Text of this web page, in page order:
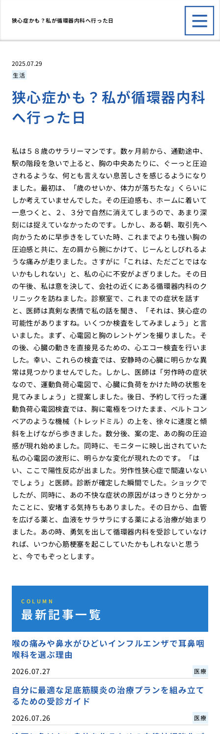
狭心症かも？私が循環器内科へ行った日
2025.07.29
生活
狭心症かも？私が循環器内科
へ行った日
私は５８歳のサラリーマンです。数ヶ月前から、通勤途中、
駅の階段を急いで上ると、胸の中央あたりに、ぐーっと圧迫
されるような、何とも言えない息苦しさを感じるようになり
ました。最初は、「歳のせいか、体力が落ちたな」くらいに
しか考えていませんでした。その圧迫感も、ホームに着いて
一息つくと、２、３分で自然に消えてしまうので、あまり深
刻には捉えていなかったのです。しかし、ある朝、取引先へ
向かうために早歩きをしていた時、これまでよりも強い胸の
圧迫感と共に、左の肩から腕にかけて、じーんとしびれるよ
うな痛みが走りました。さすがに「これは、ただごとではな
いかもしれない」と、私の心に不安がよぎりました。その日
の午後、私は意を決して、会社の近くにある循環器内科のク
リニックを訪ねました。診察室で、これまでの症状を話す
と、医師は真剣な表情で私の話を聞き、「それは、狭心症の
可能性がありますね。いくつか検査をしてみましょう」と言
いました。まず、心電図と胸のレントゲンを撮りました。そ
の後、心臓の動きを直接見るための、心エコー検査を行いま
した。幸い、これらの検査では、安静時の心臓に明らかな異
常は見つかりませんでした。しかし、医師は「労作時の症状
なので、運動負荷心電図で、心臓に負荷をかけた時の状態を
見てみましょう」と提案しました。後日、予約して行った運
動負荷心電図検査では、胸に電極をつけたまま、ベルトコン
ベアのような機械（トレッドミル）の上を、徐々に速度と傾
斜を上げながら歩きました。数分後、案の定、あの胸の圧迫
感が現れ始めました。同時に、モニターに映し出されていた
私の心電図の波形に、明らかな変化が現れたのです。「は
い、ここで陽性反応が出ました。労作性狭心症で間違いない
でしょう」と医師。診断が確定した瞬間でした。ショックで
したが、同時に、あの不快な症状の原因がはっきりと分かっ
たことに、安堵する気持ちもありました。その日から、血管
を広げる薬と、血液をサラサラにする薬による治療が始まり
ました。あの時、勇気を出して循環器内科を受診していなけ
れば、いつか心筋梗塞を起こしていたかもしれないと思う
と、今でもぞっとします。
COLUMN
最新記事一覧
喉の痛みや鼻水がひどいインフルエンザで耳鼻咽
喉科を選ぶ理由
2026.07.27 医療
自分に最適な足底筋膜炎の治療プランを組み立て
るための受診ガイド
2026.07.26 医療